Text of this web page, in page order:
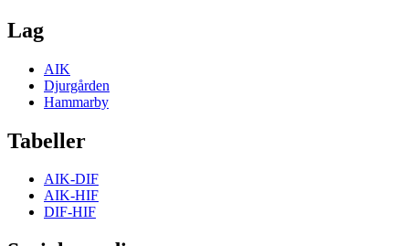
Lag
AIK
Djurgården
Hammarby
Tabeller
AIK-DIF
AIK-HIF
DIF-HIF